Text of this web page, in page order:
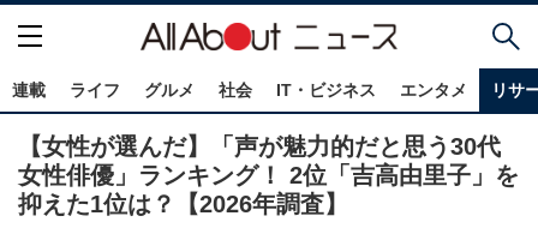
連載 ライフ グルメ 社会 IT・ビジネス エンタメ リサ
【女性が選んだ】「声が魅力的だと思う30代
女性俳優」ランキング！ 2位「吉高由里子」を
抑えた1位は？【2026年調査】